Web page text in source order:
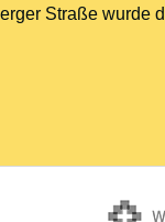
Straße wurde